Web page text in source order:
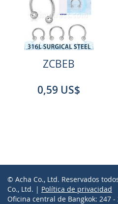
ZCBEB
0,59 US$
© Acha Co., Ltd. Reservados
Co., Ltd. | Política de privacidad
Oficina central de Bangkok: 247 -